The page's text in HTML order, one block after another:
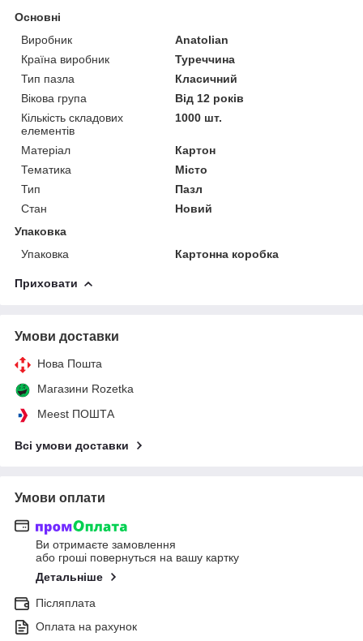
Основні
Виробник
Anatolian
Країна виробник
Туреччина
Тип пазла
Класичний
Вікова група
Від 12 років
Кількість складових
елементів
1000 шт.
Матеріал
Картон
Тематика
Місто
Тип
Пазл
Стан
Новий
Упаковка
Упаковка
Картонна коробка
Приховати
Умови доставки
Нова Пошта
Магазини Rozetka
Meest ПОШТА
Всі умови доставки
Умови оплати
Ви отримаєте замовлення
або гроші повернуться на вашу картку
Детальніше
Післяплата
Оплата на рахунок